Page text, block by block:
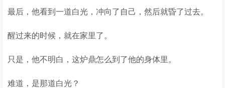
最后，他看到一道白光，冲向了自己，然后就昏了过去。
醒过来的时候，就在家里了。
只是，他不明白，这炉鼎怎么到了他的身体里。
难道，是那道白光？